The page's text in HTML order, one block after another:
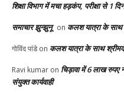
शिक्षा विभाग में मचा हड़कंप, परीक्षा से 1
समाचार झुन्झुनू on कलश यात्रा के साथ
गोविंद पांडेon कलश यात्रा के साथ श्रीमद
Ravi kumar on चिड़ावा में 6 लाख रुपए
संयुक्त कार्यवाही